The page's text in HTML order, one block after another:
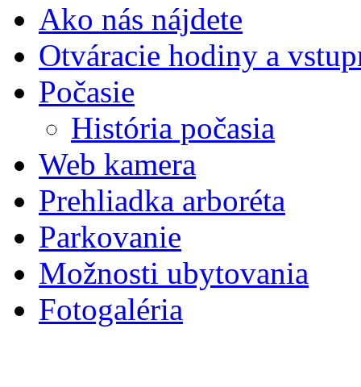
Ako nás nájdete
Otváracie hodiny a
Počasie
História počasia
Web kamera
Prehliadka arboréta
Parkovanie
Možnosti ubytovania
Fotogaléria